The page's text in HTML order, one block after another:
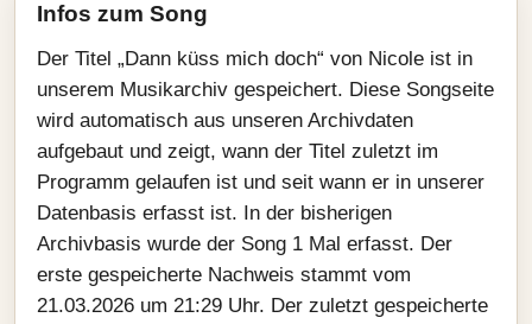
Infos zum Song
Der Titel „Dann küss mich doch“ von Nicole ist in
unserem Musikarchiv gespeichert. Diese Songseite
wird automatisch aus unseren Archivdaten
aufgebaut und zeigt, wann der Titel zuletzt im
Programm gelaufen ist und seit wann er in unserer
Datenbasis erfasst ist. In der bisherigen
Archivbasis wurde der Song 1 Mal erfasst. Der
erste gespeicherte Nachweis stammt vom
21.03.2026 um 21:29 Uhr. Der zuletzt gespeicherte